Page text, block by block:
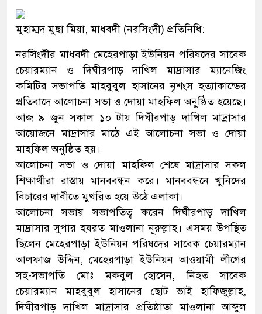
মুহাম্মদ মুছা মিয়া, মাধবদী (নরসিংদী) প্রতিনিধি:
নরসিংদীর মাধবদী মেহেরপাড়া ইউনিয়ন পরিষদের সাবেক
চেয়ারম্যান ও দিঘীরপাড় দাখিল মাদ্রাসার ম্যানেজিং
কমিটির সভাপতি মাহবুবুল হাসানের নৃশংস হত্যাকান্ডের
প্রতিবাদে আলোচনা সভা ও দোয়া মাহফিল অনুষ্ঠিত হয়েছে।
আজ ৯ জুন সকাল ১০ টায় দিঘীরপাড় দাখিল মাদ্রাসার
আয়োজনে মাদ্রাসার মাঠে এই আলোচনা সভা ও দোয়া
মাহফিল অনুষ্ঠিত হয়।
আলোচনা সভা ও দোয়া মাহফিল শেষে মাদ্রাসার সকল
শিক্ষার্থীরা রাস্তায় মানববন্ধন করে। মানববন্ধনে খুনিদের
বিচারের দাবীতে মুখরিত হয়ে উঠে এলাকা।
আলোচনা সভায় সভাপতিত্ব করেন দিঘীরপাড় দাখিল
মাদ্রাসার সুপার হযরত মাওলানা নূরুল্লাহ। এসময় উপস্থিত
ছিলেন মেহেরপাড়া ইউনিয়ন পরিষদের সাবেক চেয়ারম্যান
আলফাজ উদ্দিন, মেহেরপাড়া ইউনিয়ন আওয়ামী লীগের
সহ-সভাপতি মোঃ মকবুল হোসেন, নিহত সাবেক
চেয়ারম্যান মাহবুবুল হাসানের ছোট ভাই হাফিজুল্লাহ,
দিঘীরপাড় দাখিল মাদ্রাসার প্রতিষ্ঠাতা মাওলানা আব্দুল